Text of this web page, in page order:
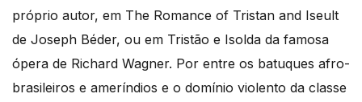
próprio autor, em The Romance of Tristan and Iseult
de Joseph Béder, ou em Tristão e Isolda da famosa
ópera de Richard Wagner. Por entre os batuques afro-
brasileiros e ameríndios e o domínio violento da classe